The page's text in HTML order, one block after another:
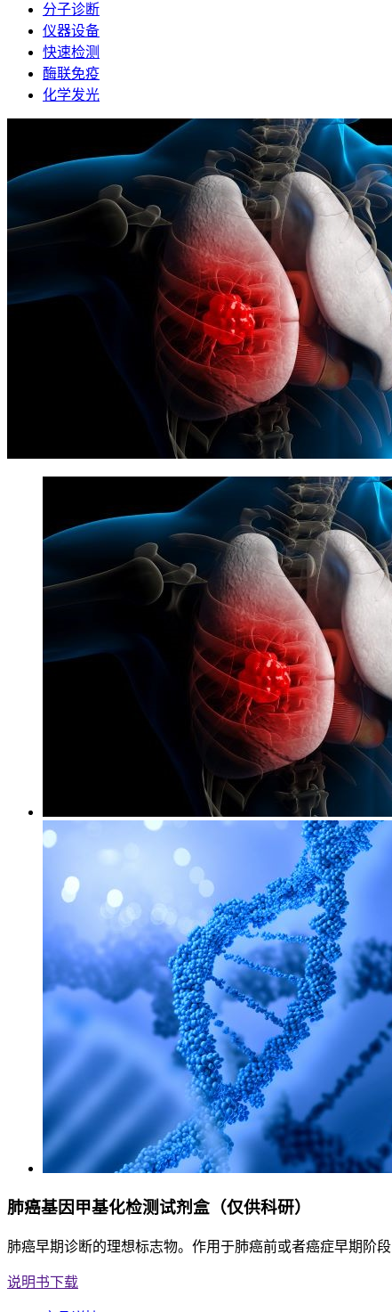
分子诊断
仪器设备
快速检测
酶联免疫
化学发光
肺癌基因甲基化检测试剂盒（仅供科研）
肺癌早期诊断的理想标志物。作用于肺癌前或者癌症早期阶段
说明书下载